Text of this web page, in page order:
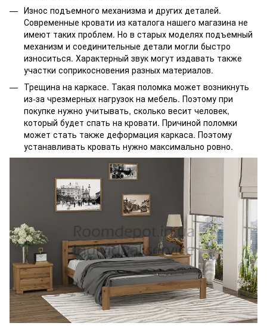
Износ подъемного механизма и других деталей.
Современные кровати из каталога нашего магазина не
имеют таких проблем. Но в старых моделях подъемный
механизм и соединительные детали могли быстро
износиться. Характерный звук могут издавать также
участки соприкосновения разных материалов.
Трещина на каркасе. Такая поломка может возникнуть
из-за чрезмерных нагрузок на мебель. Поэтому при
покупке нужно учитывать, сколько весит человек,
который будет спать на кровати. Причиной поломки
может стать также деформация каркаса. Поэтому
устанавливать кровать нужно максимально ровно.